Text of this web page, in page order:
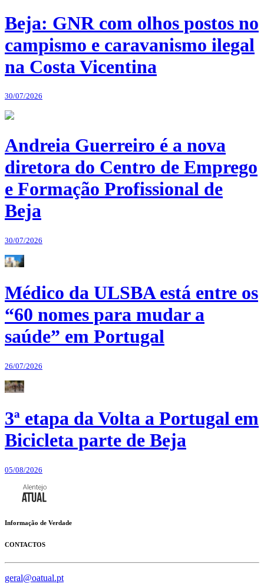
Beja: GNR com olhos postos no
campismo e caravanismo ilegal
na Costa Vicentina
30/07/2026
Andreia Guerreiro é a nova
diretora do Centro de Emprego
e Formação Profissional de
Beja
30/07/2026
Médico da ULSBA está entre os
“60 nomes para mudar a
saúde” em Portugal
26/07/2026
3ª etapa da Volta a Portugal em
Bicicleta parte de Beja
05/08/2026
Informação de Verdade
CONTACTOS
geral@oatual.pt